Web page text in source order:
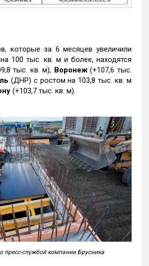
которые за 6 месяцев увеличили
100 тыс. кв. м и более, находятся
тыс. кв. м), Воронеж(+107,6 тыс.
(ДНР) с ростом на 103,8 тыс. кв. м
(+103,7 тыс. кв. м).
пресс-службой компании Брусника